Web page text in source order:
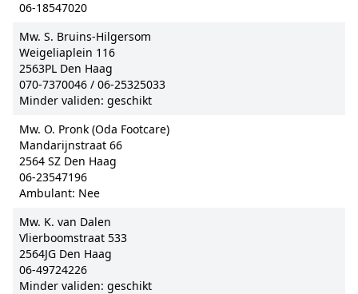
06-18547020
Mw. S. Bruins-Hilgersom
Weigeliaplein 116
2563PL Den Haag
070-7370046 / 06-25325033
Minder validen: geschikt
Mw. O. Pronk (Oda Footcare)
Mandarijnstraat 66
2564 SZ Den Haag
06-23547196
Ambulant: Nee
Mw. K. van Dalen
Vlierboomstraat 533
2564JG Den Haag
06-49724226
Minder validen: geschikt